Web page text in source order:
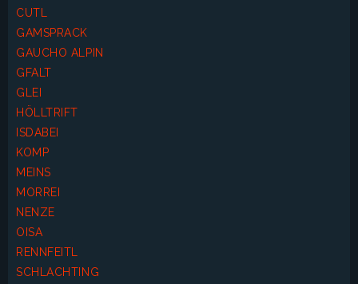
CUTL
GAMSPRACK
GAUCHO ALPIN
GFALT
GLEI
HÖLLTRIFT
ISDABEI
KOMP
MEINS
MORREI
NENZE
OISA
RENNFEITL
SCHLACHTING